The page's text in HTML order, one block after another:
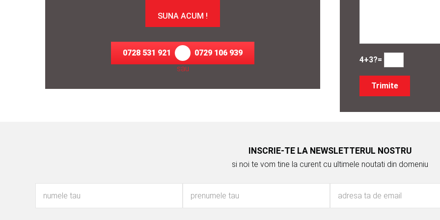
SUNA ACUM !
0728 531 921
sau
0729 106 939
4+3?=
INSCRIE-TE LA NEWSLETTERUL NOSTRU
si noi te vom tine la curent cu ultimele noutati din domeniu